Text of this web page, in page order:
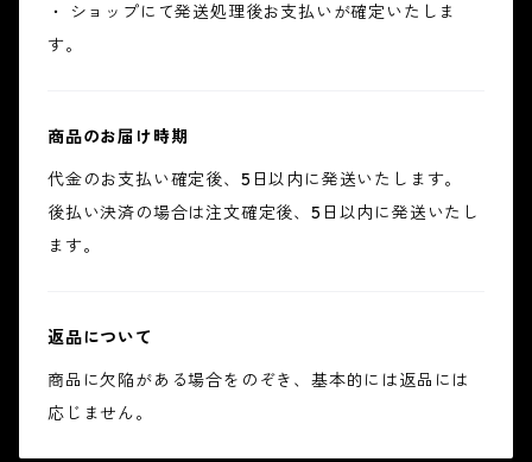
・ ショップにて発送処理後お支払いが確定いたしま
す。
商品のお届け時期
代金のお支払い確定後、5日以内に発送いたします。
後払い決済の場合は注文確定後、5日以内に発送いたし
ます。
返品について
商品に欠陥がある場合をのぞき、基本的には返品には
応じません。